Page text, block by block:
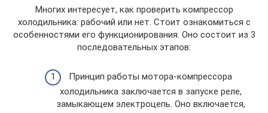
Многих интересует, как проверить компрессор
холодильника: рабочий или нет. Стоит ознакомиться с
особенностями его функционирования. Оно состоит из 3
последовательных этапов:
Принцип работы мотора-компрессора
холодильника заключается в запуске реле,
замыкающем электроцепь. Оно включается,